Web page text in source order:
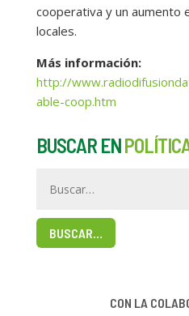
cooperativa y un aumento
locales.
Más información:
http://
able-coop.htm
BUSCAR EN
BUSCAR…
CON LA